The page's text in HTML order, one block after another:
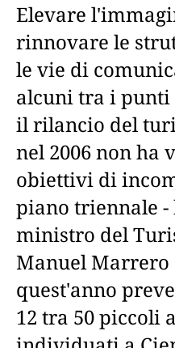
Elevare
rinnovare le
le vie di
alcuni tra i
il rilancio del
nel 2006 non ha
obiettivi di
piano triennale
ministro del
Manuel Marrero
quest'anno
12 tra 50 piccoli